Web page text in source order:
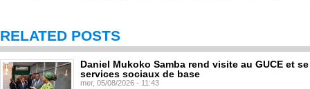
RELATED POSTS
Daniel Mukoko Samba rend visite au GUCE et
services sociaux de base
mer, 05/08/2026 - 11:43